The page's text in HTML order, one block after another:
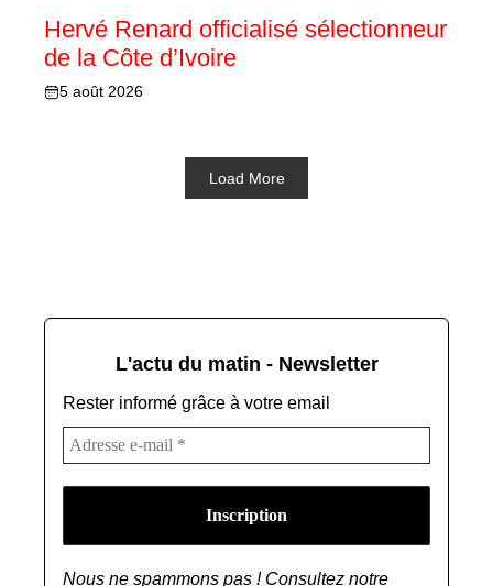
Hervé Renard officialisé sélectionneur
de la Côte d’Ivoire
5 août 2026
Load More
L'actu du matin - Newsletter
Rester informé grâce à votre email
Nous ne spammons pas ! Consultez notre